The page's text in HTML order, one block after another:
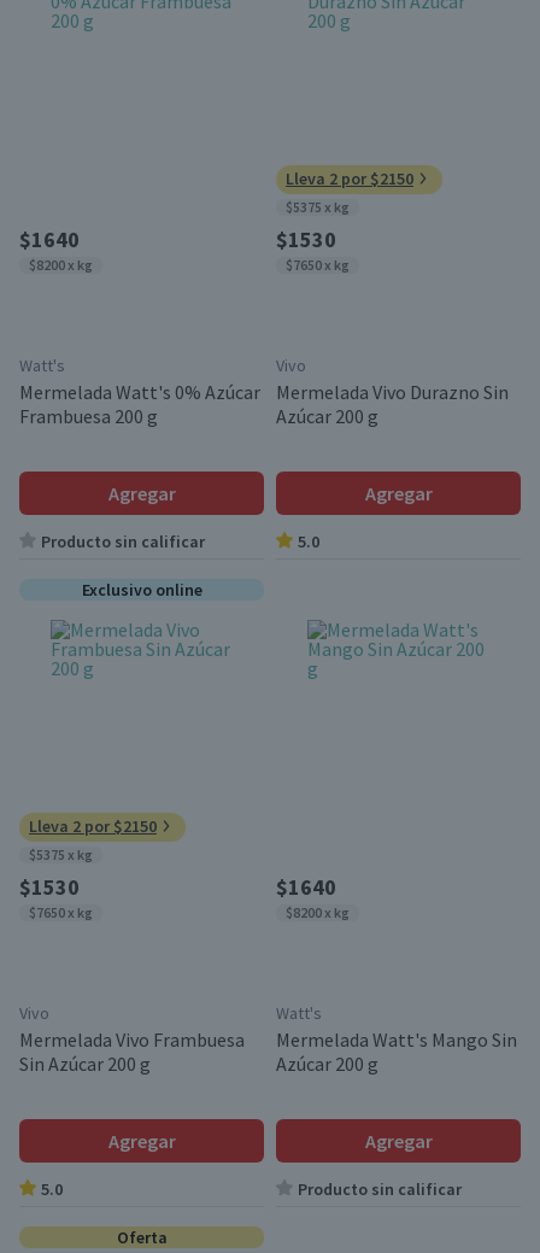
$1640
$8200 x kg
Watt's
Mermelada Watt's 0% Azúcar
Frambuesa 200 g
Agregar
Producto sin calificar
Lleva 2 por $2150
$5375 x kg
$1530
$7650 x kg
Vivo
Mermelada Vivo Durazno Sin
Azúcar 200 g
Agregar
5.0
Exclusivo online
Lleva 2 por $2150
$5375 x kg
$1530
$7650 x kg
Vivo
Mermelada Vivo Frambuesa
Sin Azúcar 200 g
Agregar
5.0
$1640
$8200 x kg
Watt's
Mermelada Watt's Mango Sin
Azúcar 200 g
Agregar
Producto sin calificar
Oferta